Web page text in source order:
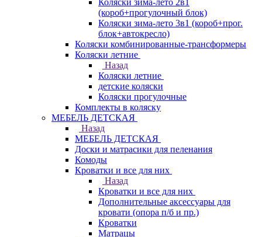
Коляски зима-лето 2в1
(короб+прогулочный блок)
Коляски зима-лето 3в1 (короб+прог.
блок+автокресло)
Коляски комбинированные-трансформеры
Коляски летние
Назад
Коляски летние
детские коляски
Коляски прогулочные
Комплекты в коляску
МЕБЕЛЬ ДЕТСКАЯ
Назад
МЕБЕЛЬ ДЕТСКАЯ
Доски и матрасики для пеленания
Комоды
Кроватки и все для них
Назад
Кроватки и все для них
Дополнительные аксессуары для
кровати (опора п/б и пр.)
Кроватки
Матрацы